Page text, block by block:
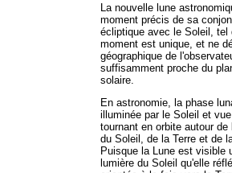
La nouvelle lune
moment précis de sa
écliptique avec le Soleil, tel
moment est unique, et ne
géographique de
suffisamment proche du
solaire.
En astronomie, la phase
illuminée par le Soleil et
tournant en orbite autour
du Soleil, de la Terre et de
Puisque la Lune est visible
lumière du Soleil qu'elle